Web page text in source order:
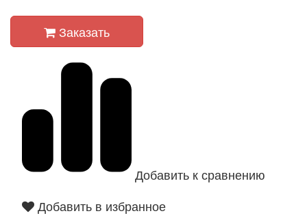
Заказать
Добавить к сравнению
Добавить в избранное